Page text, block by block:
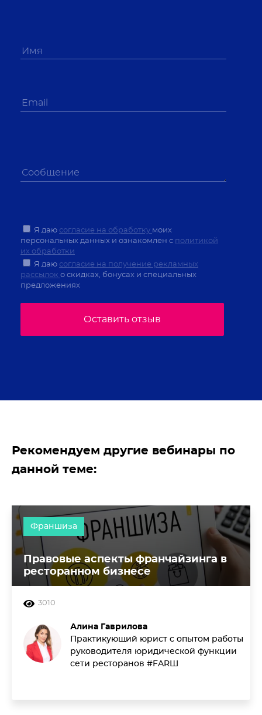
Я даю согласие на обработку моих
персональных данных и ознакомлен с политикой
их обработки
Я даю согласие на получение рекламных
рассылок о скидках, бонусах и специальных
предложениях
Оставить отзыв
Рекомендуем другие вебинары по
данной теме:
Франшиза
Правовые аспекты франчайзинга в
ресторанном бизнесе
3010
Алина Гаврилова
Практикующий юрист с опытом работы
руководителя юридической функции
сети ресторанов #FARШ